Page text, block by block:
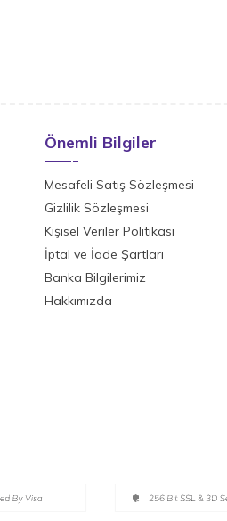
Önemli Bilgiler
Mesafeli Satış Sözleşmesi
Gizlilik Sözleşmesi
Kişisel Veriler Politikası
İptal ve İade Şartları
Banka Bilgilerimiz
Hakkımızda